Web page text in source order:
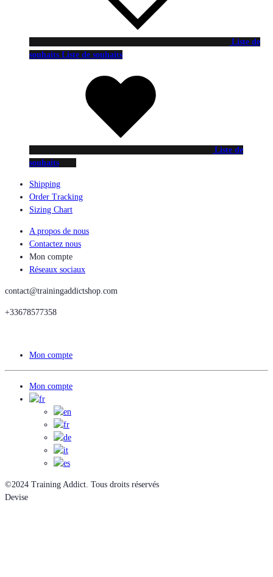
Liste de
souhaits Liste de souhaits
Liste de
souhaits
Shipping
Order Tracking
Sizing Chart
A propos de nous
Contactez nous
Mon compte
Réseaux sociaux
contact@trainingaddictshop.com
+33678577358
Mon compte
Mon compte
©2024 Training Addict. Tous droits réservés
Devise